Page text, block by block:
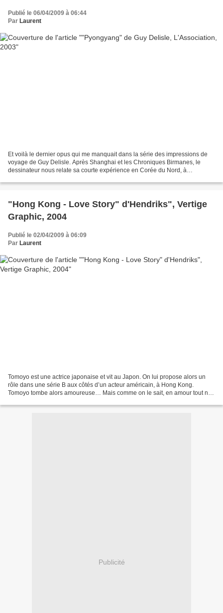
Publié le 06/04/2009 à 06:44
Par Laurent
Et voilà le dernier opus qui me manquait dans la série des impressions de
voyage de Guy Delisle. Après Shanghai et les Chroniques Birmanes, le
dessinateur nous relate sa courte expérience en Corée du Nord, à
"Hong Kong - Love Story" d'Hendriks", Vertige
Graphic, 2004
Publié le 02/04/2009 à 06:09
Par Laurent
Tomoyo est une actrice japonaise et vit au Japon. On lui propose alors un
rôle dans une série B aux côtés d’un acteur américain, à Hong Kong.
Tomoyo tombe alors amoureuse… Mais comme on le sait, en amour tout ne
Publicité